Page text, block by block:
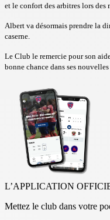
et le confort des arbitres lors des
Albert va désormais prendre la
caserne.
Le Club le remercie pour son
bonne chance dans ses
L’APPLICATION
Mettez le club dans votre